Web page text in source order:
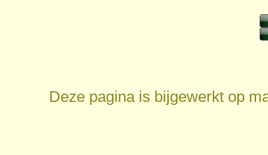
Deze pagina is bijgewerkt op